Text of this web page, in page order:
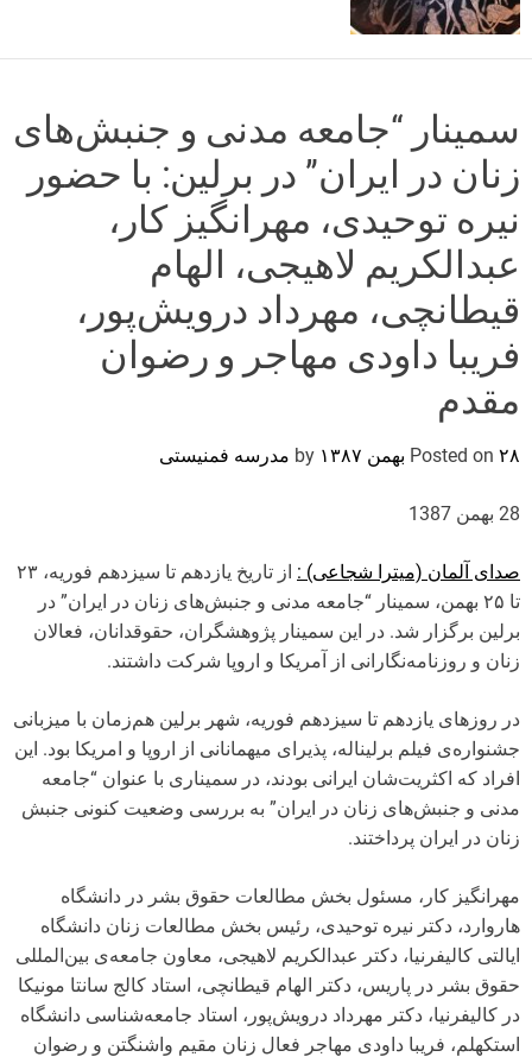
e
سمینار “جامعه مدنی و جنبش‌های
زنان در ایران” در برلین: با حضور
نیره توحیدی، مهرانگیز کار،
عبدالکریم لاهیجی، الهام
قیطانچی، مهرداد درویش‌پور،
فریبا داودی مهاجر و رضوان
مقدم
Posted on ۲۸ بهمن ۱۳۸۷ مدرسه فمنیستی
28 بهمن 1387
صدای آلمان (میترا شجاعی) :
از تاریخ یازدهم تا سیزدهم فوریه، ۲۳
تا ۲۵ بهمن، سمینار “جامعه مدنی و جنبش‌های زنان در ایران” در
برلین برگزار شد. در این سمینار پژوهشگران، حقوقدانان، فعالان
زنان و روزنامه‌‌نگارانی از آمریکا و اروپا شرکت داشتند.
در روزهای یازدهم تا سیزدهم فوریه، شهر برلین هم‌زمان با میزبانی
جشنواره‌ی فیلم برلیناله، پذیرای میهمانانی از اروپا و امریکا بود. این
افراد که اکثریت‌شان ایرانی بودند، در سمیناری با عنوان “جامعه
مدنی و جنبش‌های زنان در ایران” به بررسی وضعیت کنونی جنبش
زنان در ایران پرداختند.
مهرانگیز کار، مسئول بخش مطالعات حقوق بشر در دانشگاه
هاروارد، دکتر نیره توحیدی، رئیس بخش مطالعات زنان دانشگاه
ایالتی کالیفرنیا، دکتر عبدالکریم لاهیجی، معاون جامعه‌ی بین‌‌المللی
حقوق بشر در پاریس، دکتر الهام قیطانچی، استاد کالج سانتا مونیکا
در کالیفرنیا، دکتر مهرداد درویش‌پور، استاد جامعه‌شناسی دانشگاه
استکهلم، فریبا داودی مهاجر فعال زنان مقیم واشنگتن و رضوان